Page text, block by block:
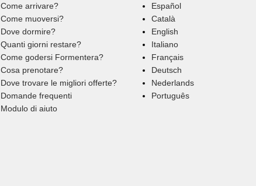
Come arrivare?
Come muoversi?
Dove dormire?
Quanti giorni restare?
Come godersi Formentera?
Cosa prenotare?
Dove trovare le migliori offerte?
Domande frequenti
Modulo di aiuto
Español
Català
English
Italiano
Français
Deutsch
Nederlands
Português